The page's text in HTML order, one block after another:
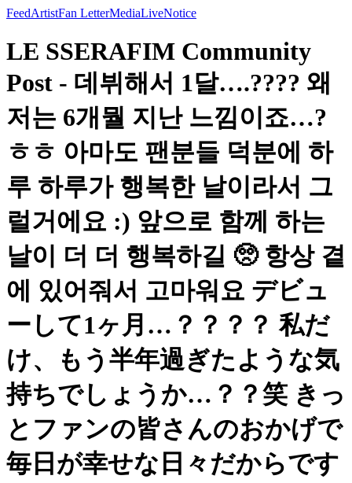
FeedArtistFan LetterMediaLiveNotice
LE SSERAFIM Community
Post - 데뷔해서 1달….???? 왜
저는 6개뭘 지난 느낌이죠…?
ㅎㅎ 아마도 팬분들 덕분에 하
루 하루가 행복한 날이라서 그
럴거에요 :) 앞으로 함께 하는
날이 더 더 행복하길 🥺 항상 곁
에 있어줘서 고마워요 デビュ
ーして1ヶ月…？？？？ 私だ
け、もう半年過ぎたような気
持ちでしょうか…？？笑 きっ
とファンの皆さんのおかげで
毎日が幸せな日々だからです